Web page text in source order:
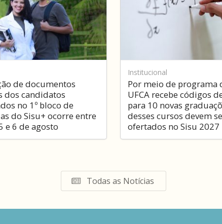
de documentos
dos candidatos
no 1º bloco de
do Sisu+ ocorre entre
e 6 de agosto
Institucional
Por meio de programa
UFCA recebe códigos
para 10 novas
desses cursos devem
ofertados no Sisu 2027
Todas as Notícias